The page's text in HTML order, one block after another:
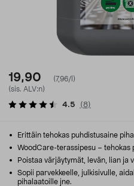
19,90
(7,96/l)
(sis. ALV:n)
4.5 (8)
Erittäin tehokas puhdistusaine
WoodCare-terassipesu – tehokas
Poistaa värjäytymät, levän, lian ja
Sopii parvekkeelle, julkisivulle,
pihalaatoille jne.